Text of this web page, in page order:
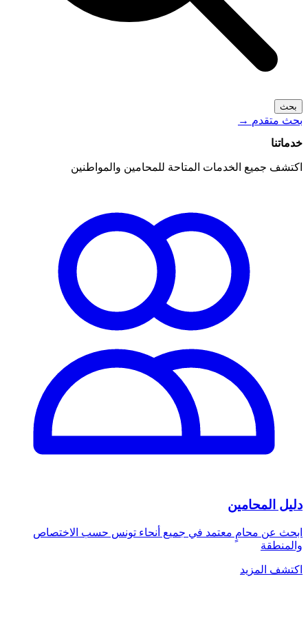
بحث
بحث متقدم →
خدماتنا
اكتشف جميع الخدمات المتاحة للمحامين والمواطنين
دليل المحامين
ابحث عن محامٍ معتمد في جميع أنحاء تونس حسب الاختصاص
والمنطقة
اكتشف المزيد